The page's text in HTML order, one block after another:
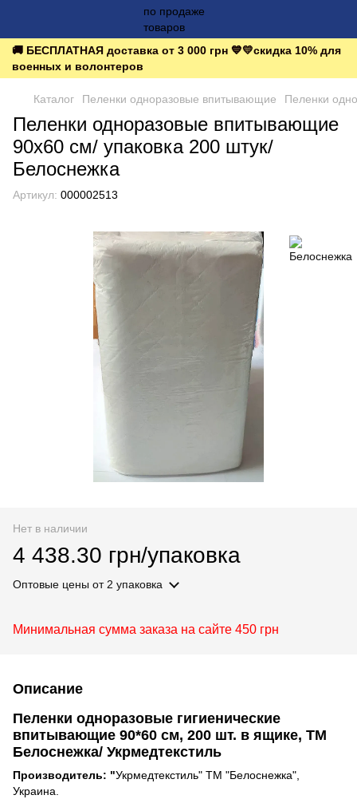
🚚 БЕСПЛАТНАЯ доставка от 3 000 грн 💙💛скидка 10% для
военных и волонтеров
Каталог Пеленки одноразовые впитывающие Пеленки
Пеленки одноразовые впитывающие
90х60 см/ упаковка 200 штук/
Белоснежка
Артикул: 000002513
Нет в наличии
4 438.30 грн/упаковка
Оптовые цены от 2 упаковка
Минимальная сумма заказа на сайте 450 грн
Описание
Пеленки одноразовые гигиенические
впитывающие 90*60 см, 200 шт. в ящике, ТМ
Белоснежка/ Укрмедтекстиль
Производитель: "Укрмедтекстиль" ТМ "Белоснежка",
Украина.